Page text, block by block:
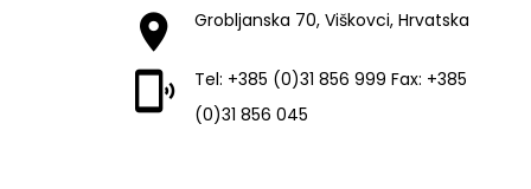
Grobljanska 70, Viškovci, Hrvatska
Tel: +385 (0)31 856 999 Fax: +385
(0)31 856 045